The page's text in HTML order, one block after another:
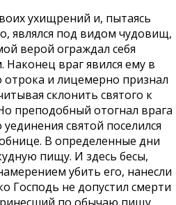
ухищрений и, пытаясь
являлся под видом чудовищ,
верой ограждал себя
враг явился ему в
отрока и лицемерно признал
склонить святого к
преподобный отогнал врага
святой поселился
В определенные дни
пищу. И здесь бесы,
убить его, нанесли
Господь не допустил смерти